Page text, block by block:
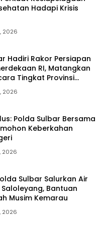
Hadapi Krisis
2026
Hadiri Rakor Persiapan
RI, Matangkan
Tingkat Provinsi
2026
Polda Sulbar Bersama
Keberkahan
2026
Sulbar Salurkan Air
Saloleyang, Bantuan
Musim Kemarau
2026